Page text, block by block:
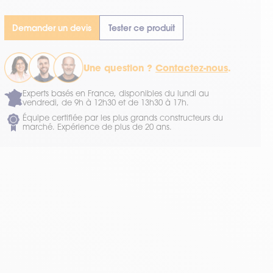
Demander un devis Tester ce produit
Une question ?Contactez-nous.
Experts basés en France, disponibles du lundi au
vendredi, de 9h à 12h30 et de 13h30 à 17h.
Équipe certifiée par les plus grands constructeurs du
marché. Expérience de plus de 20 ans.